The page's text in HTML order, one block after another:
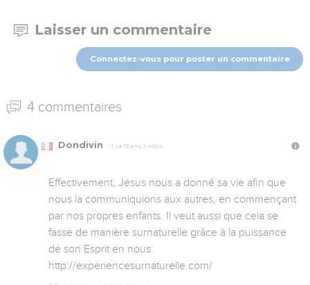
Laisser un commentaire
Connectez-vous pour poster un commentaire
4 commentaires
Dondivin Il y a 13 ans, 1 mois
Effectivement, Jésus nous a donné sa vie afin que
nous la communiquions aux autres, en commençant
par nos propres enfants. Il veut aussi que cela se
fasse de manière surnaturelle grâce à la puissance
de son Esprit en nous:
http://experiencesurnaturelle.com/